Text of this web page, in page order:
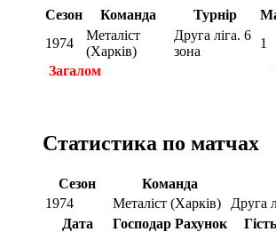
Сезон Команда Турнір
1974
Металіст
(Харків)
Друга ліга. 6
зона
1
Загалом
Статистика по матчах
Сезон Команда
1974
Металіст (Харків)
Друга
Дата
Господар Рахунок Гість